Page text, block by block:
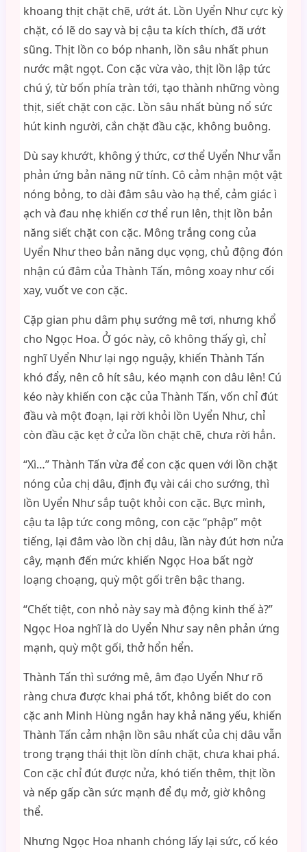
khoang thịt chặt chẽ, ướt át. Lồn Uyển Như cực kỳ
chặt, có lẽ do say và bị cậu ta kích thích, đã ướt
sũng. Thịt lồn co bóp nhanh, lồn sâu nhất phun
nước mật ngọt. Con cặc vừa vào, thịt lồn lập tức
chú ý, từ bốn phía tràn tới, tạo thành những vòng
thịt, siết chặt con cặc. Lồn sâu nhất bùng nổ sức
hút kinh người, cắn chặt đầu cặc, không buông.
Dù say khướt, không ý thức, cơ thể Uyển Như vẫn
phản ứng bản năng nữ tính. Cô cảm nhận một vật
nóng bỏng, to dài đâm sâu vào hạ thể, cảm giác ì
ạch và đau nhẹ khiến cơ thể run lên, thịt lồn bản
năng siết chặt con cặc. Mông trắng cong của
Uyển Như theo bản năng dục vọng, chủ động đón
nhận cú đâm của Thành Tấn, mông xoay như cối
xay, vuốt ve con cặc.
Cặp gian phu dâm phụ sướng mê tơi, nhưng khổ
cho Ngọc Hoa. Ở góc này, cô không thấy gì, chỉ
nghĩ Uyển Như lại ngọ nguậy, khiến Thành Tấn
khó đẩy, nên cô hít sâu, kéo mạnh con dâu lên! Cú
kéo này khiến con cặc của Thành Tấn, vốn chỉ đút
đầu và một đoạn, lại rời khỏi lồn Uyển Như, chỉ
còn đầu cặc kẹt ở cửa lồn chặt chẽ, chưa rời hẳn.
“Xì…” Thành Tấn vừa để con cặc quen với lồn chặt
nóng của chị dâu, định đụ vài cái cho sướng, thì
lồn Uyển Như sắp tuột khỏi con cặc. Bực mình,
cậu ta lập tức cong mông, con cặc “phập” một
tiếng, lại đâm vào lồn chị dâu, lần này đút hơn nửa
cây, mạnh đến mức khiến Ngọc Hoa bất ngờ
loạng choạng, quỳ một gối trên bậc thang.
“Chết tiệt, con nhỏ này say mà động kinh thế à?”
Ngọc Hoa nghĩ là do Uyển Như say nên phản ứng
mạnh, quỳ một gối, thở hổn hển.
Thành Tấn thì sướng mê, âm đạo Uyển Như rõ
ràng chưa được khai phá tốt, không biết do con
cặc anh Minh Hùng ngắn hay khả năng yếu, khiến
Thành Tấn cảm nhận lồn sâu nhất của chị dâu vẫn
trong trạng thái thịt lồn dính chặt, chưa khai phá.
Con cặc chỉ đút được nửa, khó tiến thêm, thịt lồn
và nếp gấp cần sức mạnh để đụ mở, giờ không
thể.
Nhưng Ngọc Hoa nhanh chóng lấy lại sức, cố kéo